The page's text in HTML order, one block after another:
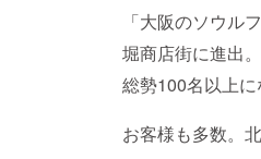
「大阪のソウル
堀商店街に進出
総勢100名以上に
お客様も多数。